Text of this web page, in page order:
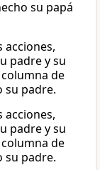
su papá
acciones,
padre y su
de
su padre.
acciones,
padre y su
de
su padre.